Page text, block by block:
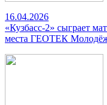
16.04.2026
«Кузбасс-2» сыграет
места ГЕОТЕК